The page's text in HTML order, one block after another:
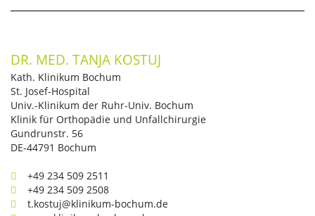
DR. MED. TANJA KOSTUJ
Kath. Klinikum Bochum
St. Josef-Hospital
Univ.-Klinikum der Ruhr-Univ. Bochum
Klinik für Orthopädie und Unfallchirurgie
Gundrunstr. 56
DE-44791 Bochum
+49 234 509 2511
+49 234 509 2508
t.kostuj@klinikum-bochum.de